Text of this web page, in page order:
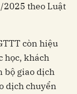
2025 theo Luật
còn hiệu
học, khách
bộ giao dịch
dịch chuyển